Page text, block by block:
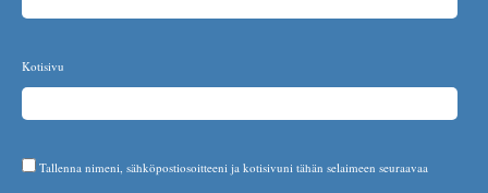
Kotisivu
Tallenna nimeni, sähköpostiosoitteeni ja kotisivuni tähän selaimeen seuraavaa